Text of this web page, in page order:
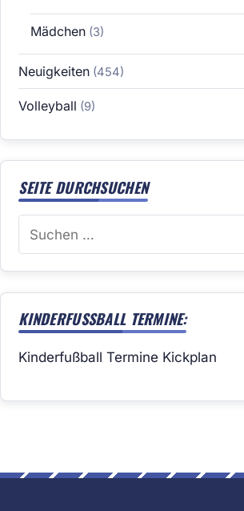
Mädchen(3)
Neuigkeiten (454)
Volleyball (9)
SEITE DURCHSUCHEN
KINDERFUSSBALL TERMINE:
Kinderfußball Termine Kickplan